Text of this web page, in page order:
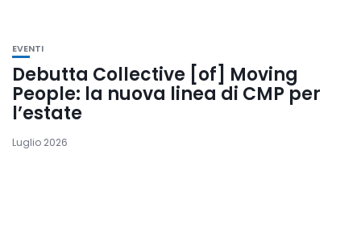
EVENTI
Debutta Collective [of] Moving
People: la nuova linea di CMP per
l’estate
Luglio 2026